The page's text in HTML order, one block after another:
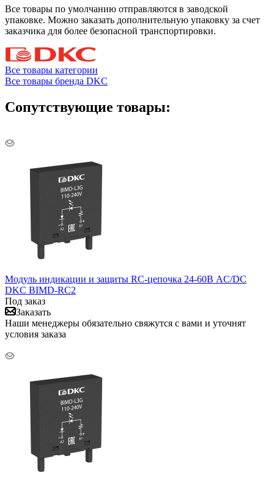
Все товары по умолчанию отправляются в заводской
упаковке. Можно заказать дополнительную упаковку за счет
заказчика для более безопасной транспортировки.
Все товары категории
Все товары бренда DKC
Сопутствующие товары:
Модуль индикации и защиты RC-цепочка 24-60В AC/DC
DKC BIMD-RC2
Под заказ
Заказать
Наши менеджеры обязательно свяжутся с вами и уточнят
условия заказа